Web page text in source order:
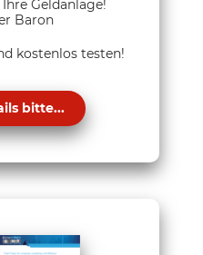
Geldanlage!
Baron
kostenlos testen!
bitte...